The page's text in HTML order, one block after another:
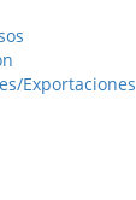
Exportaciones